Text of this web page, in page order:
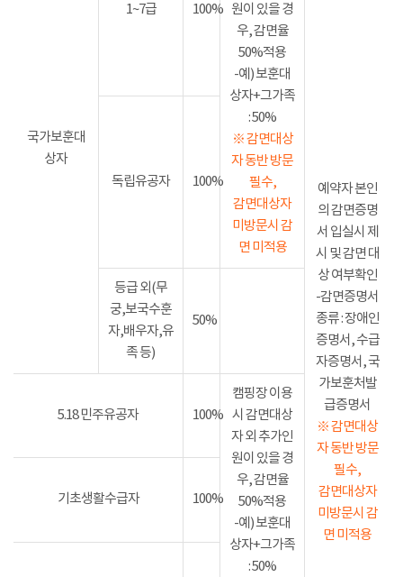
국가보훈대
상자
1~7급 100% 원이 있을 경
우, 감면율
50%적용
-예) 보훈대
상자+그가족
: 50%
※ 감면대상
자 동반 방문
필수,
감면대상자
미방문시 감
면 미적용
예약자 본인
의 감면증명
서 입실시 제
시 및 감면 대
상 여부확인
-감면증명서
종류 : 장애인
증명서, 수급
자증명서, 국
가보훈처발
급증명서
※ 감면대상
자 동반 방문
필수,
감면대상자
미방문시 감
면 미적용
독립유공자 100%
등급 외(무
궁,보국수훈
자,배우자,유
족 등)
50%
5.18 민주유공자 100%
캠핑장 이용
시 감면대상
자 외 추가인
원이 있을 경
우, 감면율
50%적용
-예) 보훈대
상자+그가족
: 50%
기초생활수급자 100%